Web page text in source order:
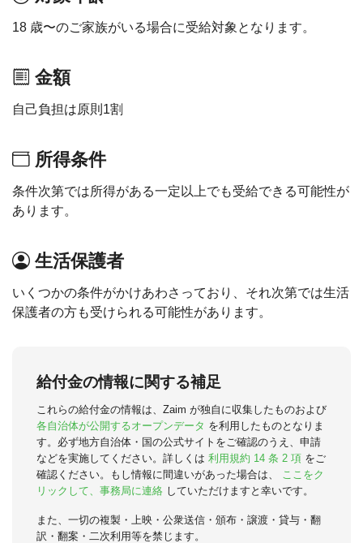
18 歳〜のご家族がいる場合に受給対象となります。
金額
自己負担は原則1割
所得条件
条件次第では所得がある一定以上でも受給できる可能性が
あります。
生活保護者
いくつかの条件がかけあわさっており、それ次第では生活
保護者の方も受けられる可能性があります。
給付金の情報に関する補足
これらの給付金の情報は、Zaim が独自に収集したものおよび
各自治体が公開するオープンデータ を利用したものとなりま
す。必ず地方自治体・国の公式サイトをご確認のうえ、申請
などを実施してください。詳しくは 利用規約 14 条 2 項 をご
確認ください。もし情報に間違いがあった場合は、
ここをク
リックして、事務局に連絡 していただけますと幸いです。
また、一切の複製・上映・公衆送信・頒布・譲渡・貸与・翻
訳・翻案・二次利用等を禁じます。